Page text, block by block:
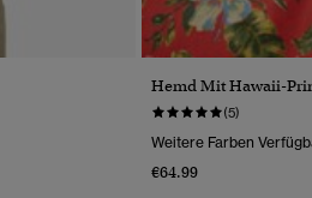
Hemd Mit Hawaii-
(5)
Weitere Farben
€64.99